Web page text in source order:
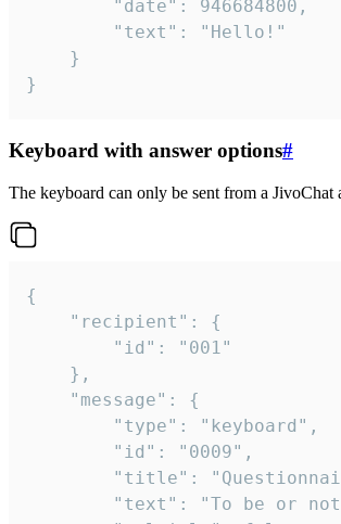
}
Keyboard with answer options#
The keyboard can only be sent from a JivoChat
{